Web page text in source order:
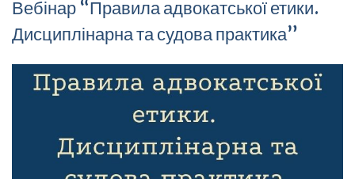
Вебінар “Правила адвокатської етики.
Дисциплінарна та судова практика”